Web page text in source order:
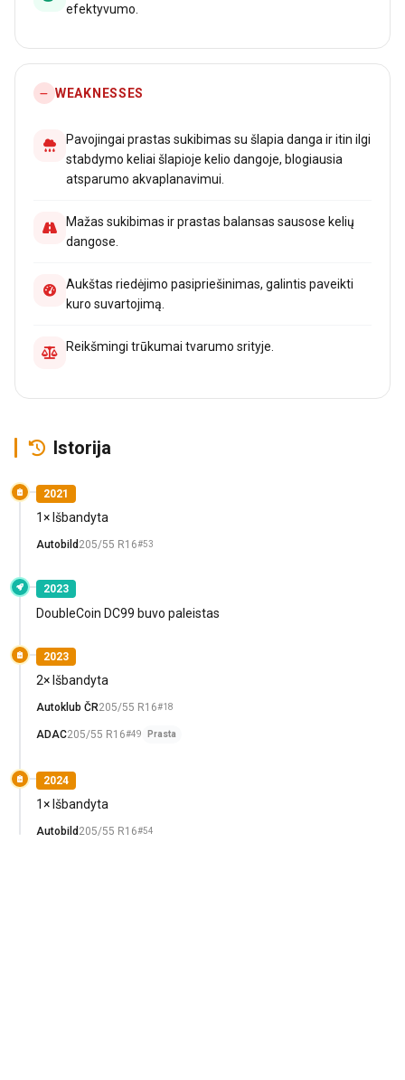
efektyvumo.
WEAKNESSES
Pavojingai prastas sukibimas su šlapia danga ir itin ilgi
stabdymo keliai šlapioje kelio dangoje, blogiausia
atsparumo akvaplanavimui.
Mažas sukibimas ir prastas balansas sausose kelių
dangose.
Aukštas riedėjimo pasipriešinimas, galintis paveikti
kuro suvartojimą.
Reikšmingi trūkumai tvarumo srityje.
Istorija
2021
1× Išbandyta
Autobild 205/55 R16#53
2023
DoubleCoin DC99 buvo paleistas
2023
2× Išbandyta
Autoklub ČR205/55 R16#18
ADAC205/55 R16#49 Prasta
2024
1× Išbandyta
Autobild 205/55 R16#54